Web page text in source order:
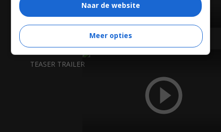
TEASER TRAILER
Naar de website
Meer opties